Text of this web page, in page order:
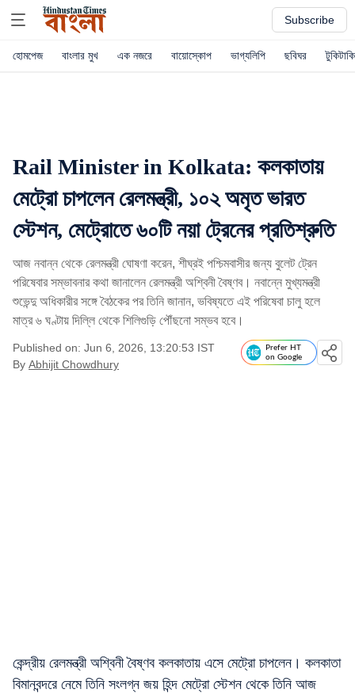
Subscribe
হোমপেজ বাংলার মুখ এক নজরে বায়োস্কোপ ভাগ্যলিপি ছবিঘর টুকিটাকি
Rail Minister in Kolkata: কলকাতায়
মেট্রো চাপলেন রেলমন্ত্রী, ১০২ অমৃত ভারত
স্টেশন, মেট্রোতে ৬০টি নয়া ট্রেনের প্রতিশ্রুতি
আজ নবান্ন থেকে রেলমন্ত্রী ঘোষণা করেন, শীঘ্রই পশ্চিমবাসীর জন্য বুলেট ট্রেন
পরিষেবার সম্ভাবনার কথা জানালেন রেলমন্ত্রী অশ্বিনী বৈষ্ণব। নবান্নে মুখ্যমন্ত্রী
শুভেন্দু অধিকারীর সঙ্গে বৈঠকের পর তিনি জানান, ভবিষ্যতে এই পরিষেবা চালু হলে
মাত্র ৬ ঘণ্টায় দিল্লি থেকে শিলিগুড়ি পৌঁছনো সম্ভব হবে।
Published on: Jun 6, 2026, 13:20:53 IST
By Abhijit Chowdhury
Prefer HT
on Google
কেন্দ্রীয় রেলমন্ত্রী অশ্বিনী বৈষ্ণব কলকাতায় এসে মেট্রো চাপলেন। কলকাতা
বিমানবন্দরে নেমে তিনি সংলগ্ন জয় হিন্দ মেট্রো স্টেশন থেকে তিনি আজ